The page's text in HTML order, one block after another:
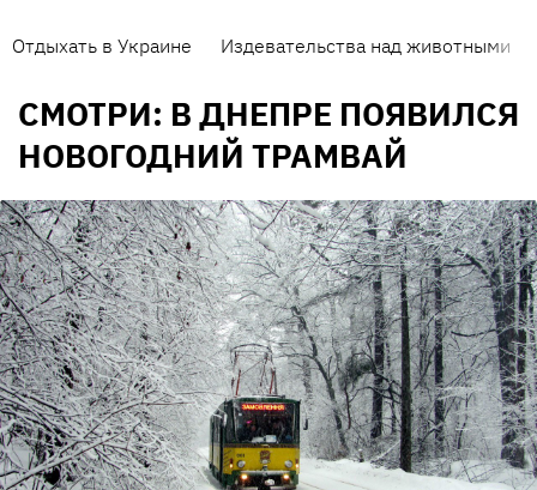
Отдыхать в Украине Издевательства над животными
СМОТРИ: В ДНЕПРЕ ПОЯВИЛСЯ
НОВОГОДНИЙ ТРАМВАЙ